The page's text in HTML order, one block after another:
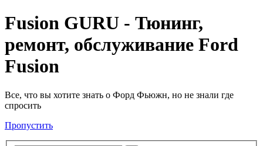
Fusion GURU - Тюнинг,
ремонт, обслуживание Ford
Fusion
Все, что вы хотите знать о Форд Фьюжн, но не знали где
спросить
Пропустить